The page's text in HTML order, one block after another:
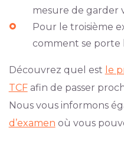
mesure de garder
Pour le troisième
comment se porte
Découvrez quel est le
TCFafin de passer
Nous vous informons
d’examen où vous